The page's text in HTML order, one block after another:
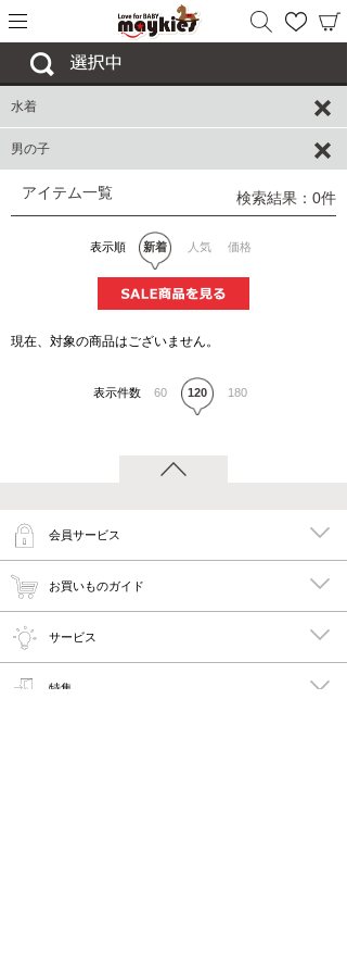
水着
男の子
アイテム一覧 検索結果：0件
表示順 新着 人気 価格
現在、対象の商品はございません。
表示件数 60 120 180
会員サービス
お買いものガイド
サービス
特集